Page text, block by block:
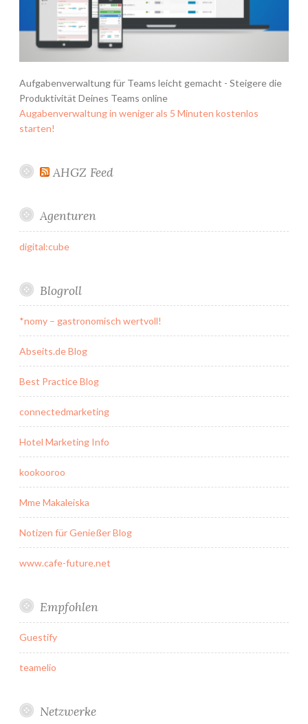
Aufgabenverwaltung für Teams leicht gemacht - Steigere die
Produktivität Deines Teams online
Augabenverwaltung in weniger als 5 Minuten kostenlos
starten!
AHGZ Feed
Agenturen
digital:cube
Blogroll
*nomy – gastronomisch wertvoll!
Abseits.de Blog
Best Practice Blog
connectedmarketing
Hotel Marketing Info
kookooroo
Mme Makaleiska
Notizen für Genießer Blog
www.cafe-future.net
Empfohlen
Guestify
teamelio
Netzwerke